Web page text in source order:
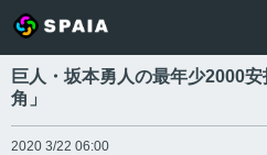
巨人・坂本勇人の最年少2000
角」
2020 3/22 06:00